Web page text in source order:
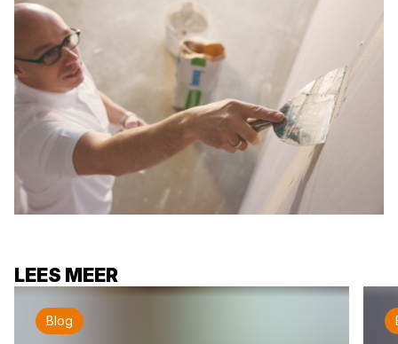
LEES MEER
Blog